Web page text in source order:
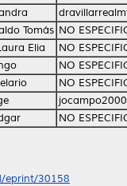
Tomás NO
Elia
NO
NO
NO
NO
eprint/30158